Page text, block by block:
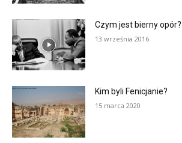
Czym jest bierny opór?
13 września 2016
Kim byli Fenicjanie?
15 marca 2020